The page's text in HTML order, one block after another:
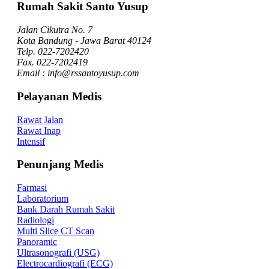
Rumah Sakit Santo Yusup
Jalan Cikutra No. 7
Kota Bandung - Jawa Barat 40124
Telp. 022-7202420
Fax. 022-7202419
Email : info@rssantoyusup.com
Pelayanan Medis
Rawat Jalan
Rawat Inap
Intensif
Penunjang Medis
Farmasi
Laboratorium
Bank Darah Rumah Sakit
Radiologi
Multi Slice CT Scan
Panoramic
Ultrasonografi (USG)
Electrocardiografi (ECG)